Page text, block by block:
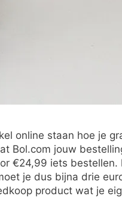
online staan hoe je
Bol.com jouw
€24,99 iets
je dus bijna drie
product wat je